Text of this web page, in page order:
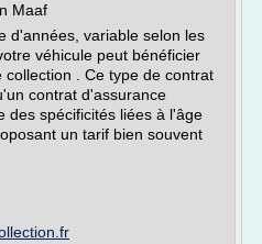
Maaf
d'années, variable selon les
véhicule peut bénéficier
. Ce type de contrat
contrat d'assurance
des spécificités liées à l'âge
un tarif bien souvent